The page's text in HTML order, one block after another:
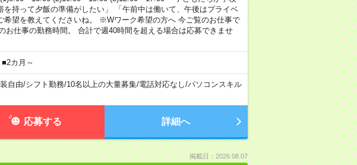
を持って夕飯の準備がしたい」 「午前中は働いて、午後はプライベ
希望を教えてくださいね。 ※Wワーク希望の方へ 今ご覧のお仕事で
お仕事の勤務時間。 合計で週40時間を超える場合は応募できませ
カ月～
自由/シフト勤務/10名以上の大量募集/電話対応なし/パソコンスキル
応募する 詳細へ
掲載日：2026.08.07